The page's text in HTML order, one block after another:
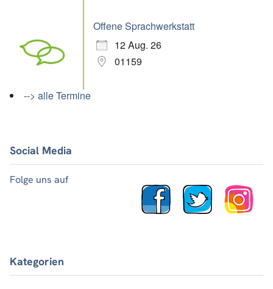
Offene Sprachwerkstatt
12 Aug. 26
01159
--> alle Termine
Social Media
Folge uns auf
Kategorien